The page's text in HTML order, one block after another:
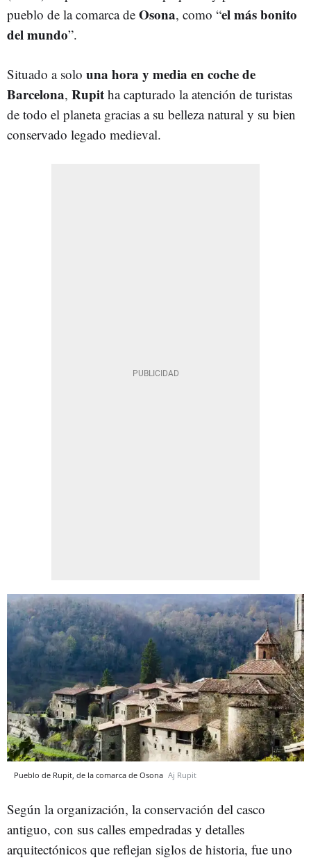
pueblo de la comarca de Osona, como “el más bonito
del mundo”.
Situado a solo una hora y media en coche de
Barcelona, Rupit ha capturado la atención de turistas
de todo el planeta gracias a su belleza natural y su bien
conservado legado medieval.
Pueblo de Rupit, de la comarca de Osona Aj Rupit
Según la organización, la conservación del casco
antiguo, con sus calles empedradas y detalles
arquitectónicos que reflejan siglos de historia, fue uno